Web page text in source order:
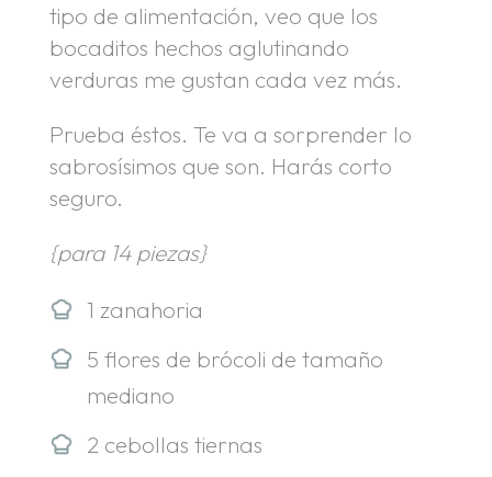
tipo de alimentación, veo que los
bocaditos hechos aglutinando
verduras me gustan cada vez más.
Prueba éstos. Te va a sorprender lo
sabrosísimos que son. Harás corto
seguro.
{para 14 piezas}
1 zanahoria
5 flores de brócoli de tamaño
mediano
2 cebollas tiernas